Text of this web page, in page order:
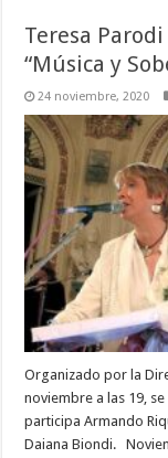
Teresa
“Música y
24 noviembre, 2020
Organizado por la
noviembre a las 19,
participa Armando
Daiana Biondi.